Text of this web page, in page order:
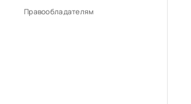
Правообладателям